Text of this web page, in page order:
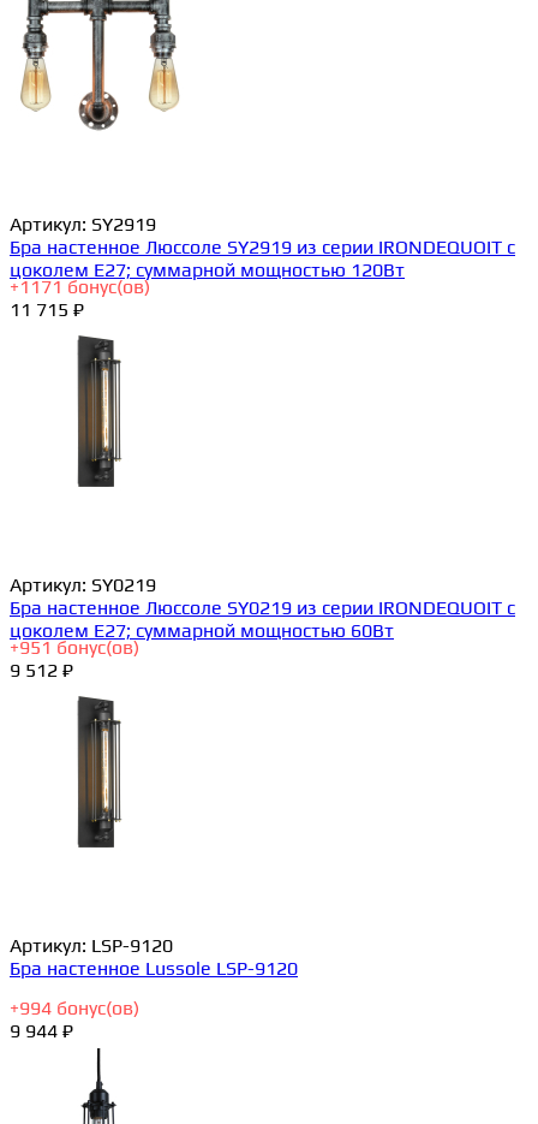
Артикул: SY2919
Бра настенное Люссоле SY2919 из серии IRONDEQUOIT с
цоколем E27; суммарной мощностью 120Вт
+1171 бонус(ов)
11 715 ₽
Артикул: SY0219
Бра настенное Люссоле SY0219 из серии IRONDEQUOIT с
цоколем E27; суммарной мощностью 60Вт
+951 бонус(ов)
9 512 ₽
Артикул: LSP-9120
Бра настенное Lussole LSP-9120
+994 бонус(ов)
9 944 ₽